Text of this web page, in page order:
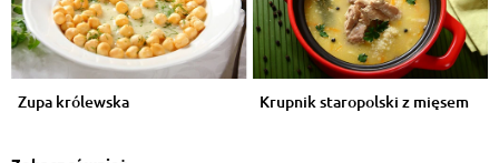
Zupa królewska Krupnik staropolski z mięsem